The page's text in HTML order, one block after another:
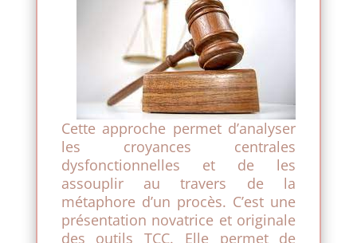
Cette approche permet d’analyser
les croyances centrales
dysfonctionnelles et de les
assouplir au travers de la
métaphore d’un procès. C’est une
présentation novatrice et originale
des outils TCC. Elle permet de